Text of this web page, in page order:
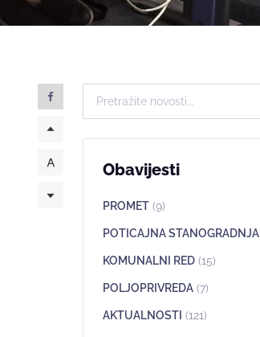
Obavijesti
PROMET (9)
POTICAJNA STANOGRADNJA
KOMUNALNI RED (15)
POLJOPRIVREDA (7)
AKTUALNOSTI (121)